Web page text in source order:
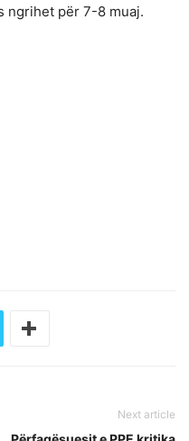
ngrihet për 7-8 muaj.
Next article